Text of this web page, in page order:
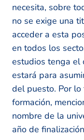
necesita, sobre
no se exige una
acceder a esta
en todos los
estudios tenga el
estará para
del puesto. Por
formación,
nombre de la
año de